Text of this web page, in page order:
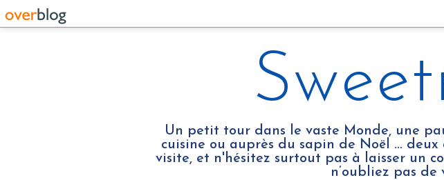
Un petit tour dans le vaste Monde, une
cuisine ou auprès du sapin de Noël ...
visite, et n'hésitez surtout pas à laisser un
n’oubliez pas